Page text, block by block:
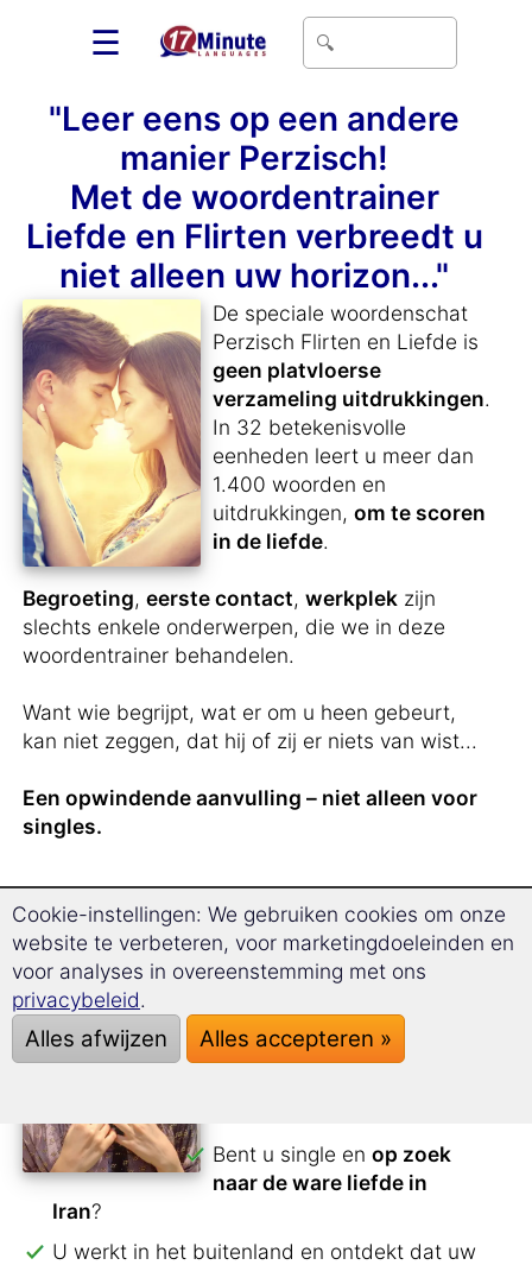
☰
"Leer eens op een andere
manier Perzisch!
Met de woordentrainer
Liefde en Flirten verbreedt u
niet alleen uw horizon..."
De speciale woordenschat
Perzisch Flirten en Liefde is
geen platvloerse
verzameling uitdrukkingen.
In 32 betekenisvolle
eenheden leert u meer dan
1.400 woorden en
uitdrukkingen, om te scoren
in de liefde.
Begroeting, eerste contact, werkplek zijn
slechts enkele onderwerpen, die we in deze
woordentrainer behandelen.
Want wie begrijpt, wat er om u heen gebeurt,
kan niet zeggen, dat hij of zij er niets van wist...
Een opwindende aanvulling – niet alleen voor
singles.
U heeft
net iemand uit Iran
ontmoet
en u wilt het
contact niet verliezen?
U heeft vlinders in uw buik,
maar u weet niet, hoe u het
Bent u single en op zoek
naar de ware liefde in
Iran?
U werkt in het buitenland en ontdekt dat uw
Cookie-instellingen: We gebruiken cookies om onze
website te verbeteren, voor marketingdoeleinden en
voor analyses in overeenstemming met ons
privacybeleid.
Alles afwijzen Alles accepteren »